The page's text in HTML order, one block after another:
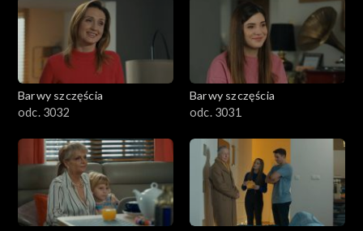
Barwy szczęścia
odc. 3032
Barwy szczęścia
odc. 3031